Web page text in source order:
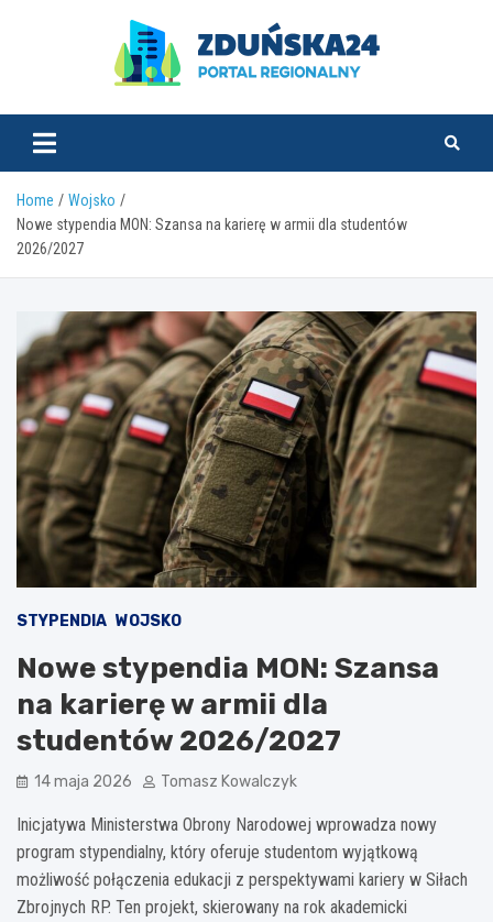
zdunska24.pl
Home
Wojsko
Nowe stypendia MON: Szansa na karierę w armii dla studentów
2026/2027
STYPENDIA WOJSKO
Nowe stypendia MON: Szansa
na karierę w armii dla
studentów 2026/2027
14 maja 2026 Tomasz Kowalczyk
Inicjatywa Ministerstwa Obrony Narodowej wprowadza nowy
program stypendialny, który oferuje studentom wyjątkową
możliwość połączenia edukacji z perspektywami kariery w Siłach
Zbrojnych RP. Ten projekt, skierowany na rok akademicki